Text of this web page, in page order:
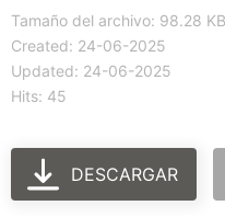
Tamaño del archivo: 98.28 KB
Created: 24-06-2025
Updated: 24-06-2025
Hits: 45
DESCARGAR